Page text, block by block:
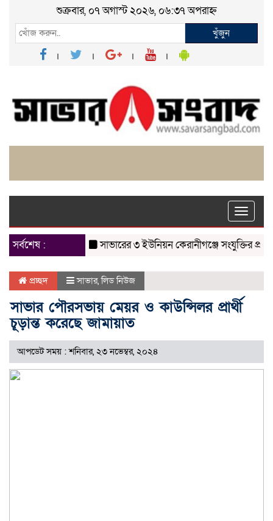
শুক্রবার, ০৭ অগাস্ট ২০২৬, ০৬:৩৭ অপরাহ্ন
খুঁজুন
Toggle
সর্বশেষ :
সাভারের ৩ ইউনিয়ন কেরানীগঞ্জে সংযুক্তির
প্রচ্ছদ সাভার,লিড নিউজ
সাভার পৌরসভায় মেয়র ও কাউন্সিলর প্রার্থী
চূড়ান্ত করেছে জামায়াত
আপডেট সময় : শনিবার, ২৩ নভেম্বর, ২০২৪